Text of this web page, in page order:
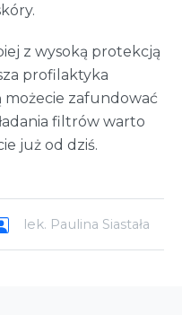
z wysoką protekcją
profilaktyka
możecie zafundować
filtrów warto
już od dziś.
lek. Paulina Siastała